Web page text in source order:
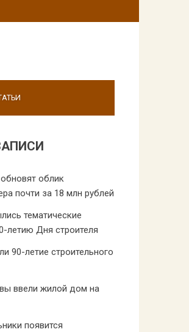
облик
почти за 18 млн рублей
тематические
летию Дня строителя
90-летие строительного
ввели жилой дом на
появится